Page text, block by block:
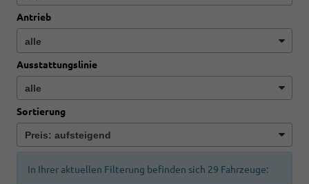
Antrieb
Ausstattungslinie
Sortierung
In Ihrer aktuellen Filterung befinden sich 29 Fahrzeuge: